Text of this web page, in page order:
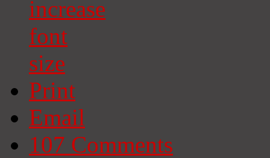
Print
Email
107 Comments